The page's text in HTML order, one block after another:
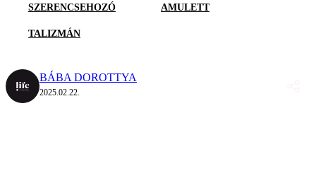
SZERENCSEHOZÓ AMULETT
TALIZMÁN
BÁBA DOROTTYA
2025.02.22.